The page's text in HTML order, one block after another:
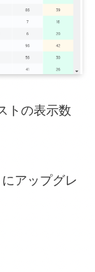
トの表示数
アップグレ